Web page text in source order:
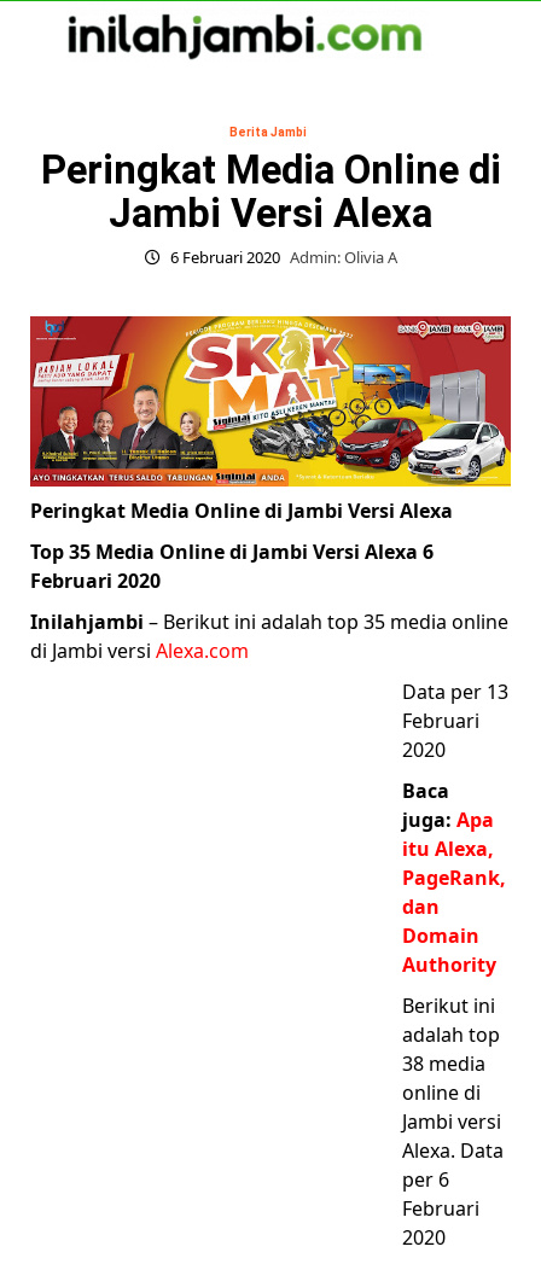
Berita Jambi
Peringkat Media Online di
Jambi Versi Alexa
6 Februari 2020 Admin: Olivia A
Peringkat Media Online di Jambi Versi Alexa
Top 35 Media Online di Jambi Versi Alexa 6
Februari 2020
Inilahjambi – Berikut ini adalah top 35 media online
di Jambi versi Alexa.com
Data per 13
Februari
2020
Baca
juga: Apa
itu Alexa,
PageRank,
dan
Domain
Authority
Berikut ini
adalah top
38 media
online di
Jambi versi
Alexa. Data
per 6
Februari
2020